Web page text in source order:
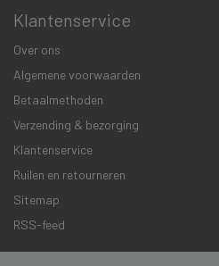
Klantenservice
Over ons
Algemene voorwaarden
Betaalmethoden
Verzending & bezorging
Klantenservice
Ruilen en retourneren
Sitemap
RSS-feed